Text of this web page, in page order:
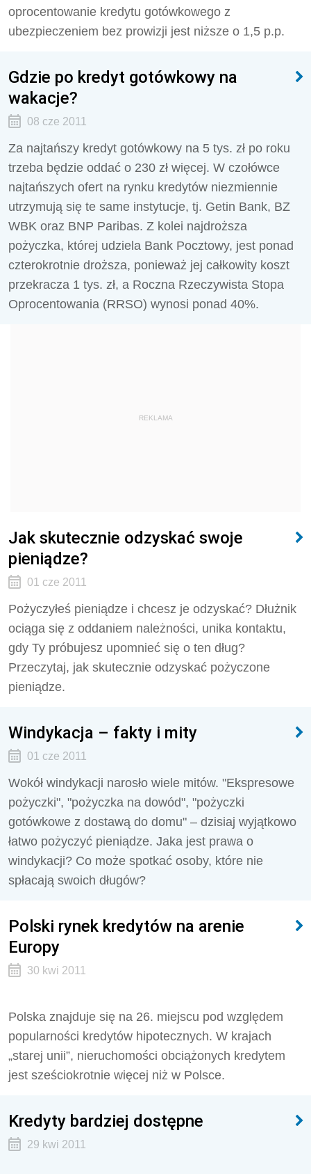
oprocentowanie kredytu gotówkowego z
ubezpieczeniem bez prowizji jest niższe o 1,5 p.p.
Gdzie po kredyt gotówkowy na
wakacje?
08 cze 2011
Za najtańszy kredyt gotówkowy na 5 tys. zł po roku
trzeba będzie oddać o 230 zł więcej. W czołówce
najtańszych ofert na rynku kredytów niezmiennie
utrzymują się te same instytucje, tj. Getin Bank, BZ
WBK oraz BNP Paribas. Z kolei najdroższa
pożyczka, której udziela Bank Pocztowy, jest ponad
czterokrotnie droższa, ponieważ jej całkowity koszt
przekracza 1 tys. zł, a Roczna Rzeczywista Stopa
Oprocentowania (RRSO) wynosi ponad 40%.
REKLAMA
Jak skutecznie odzyskać swoje
pieniądze?
01 cze 2011
Pożyczyłeś pieniądze i chcesz je odzyskać? Dłużnik
ociąga się z oddaniem należności, unika kontaktu,
gdy Ty próbujesz upomnieć się o ten dług?
Przeczytaj, jak skutecznie odzyskać pożyczone
pieniądze.
Windykacja – fakty i mity
01 cze 2011
Wokół windykacji narosło wiele mitów. "Ekspresowe
pożyczki", "pożyczka na dowód", "pożyczki
gotówkowe z dostawą do domu" – dzisiaj wyjątkowo
łatwo pożyczyć pieniądze. Jaka jest prawa o
windykacji? Co może spotkać osoby, które nie
spłacają swoich długów?
Polski rynek kredytów na arenie
Europy
30 kwi 2011
Polska znajduje się na 26. miejscu pod względem
popularności kredytów hipotecznych. W krajach
„starej unii”, nieruchomości obciążonych kredytem
jest sześciokrotnie więcej niż w Polsce.
Kredyty bardziej dostępne
29 kwi 2011